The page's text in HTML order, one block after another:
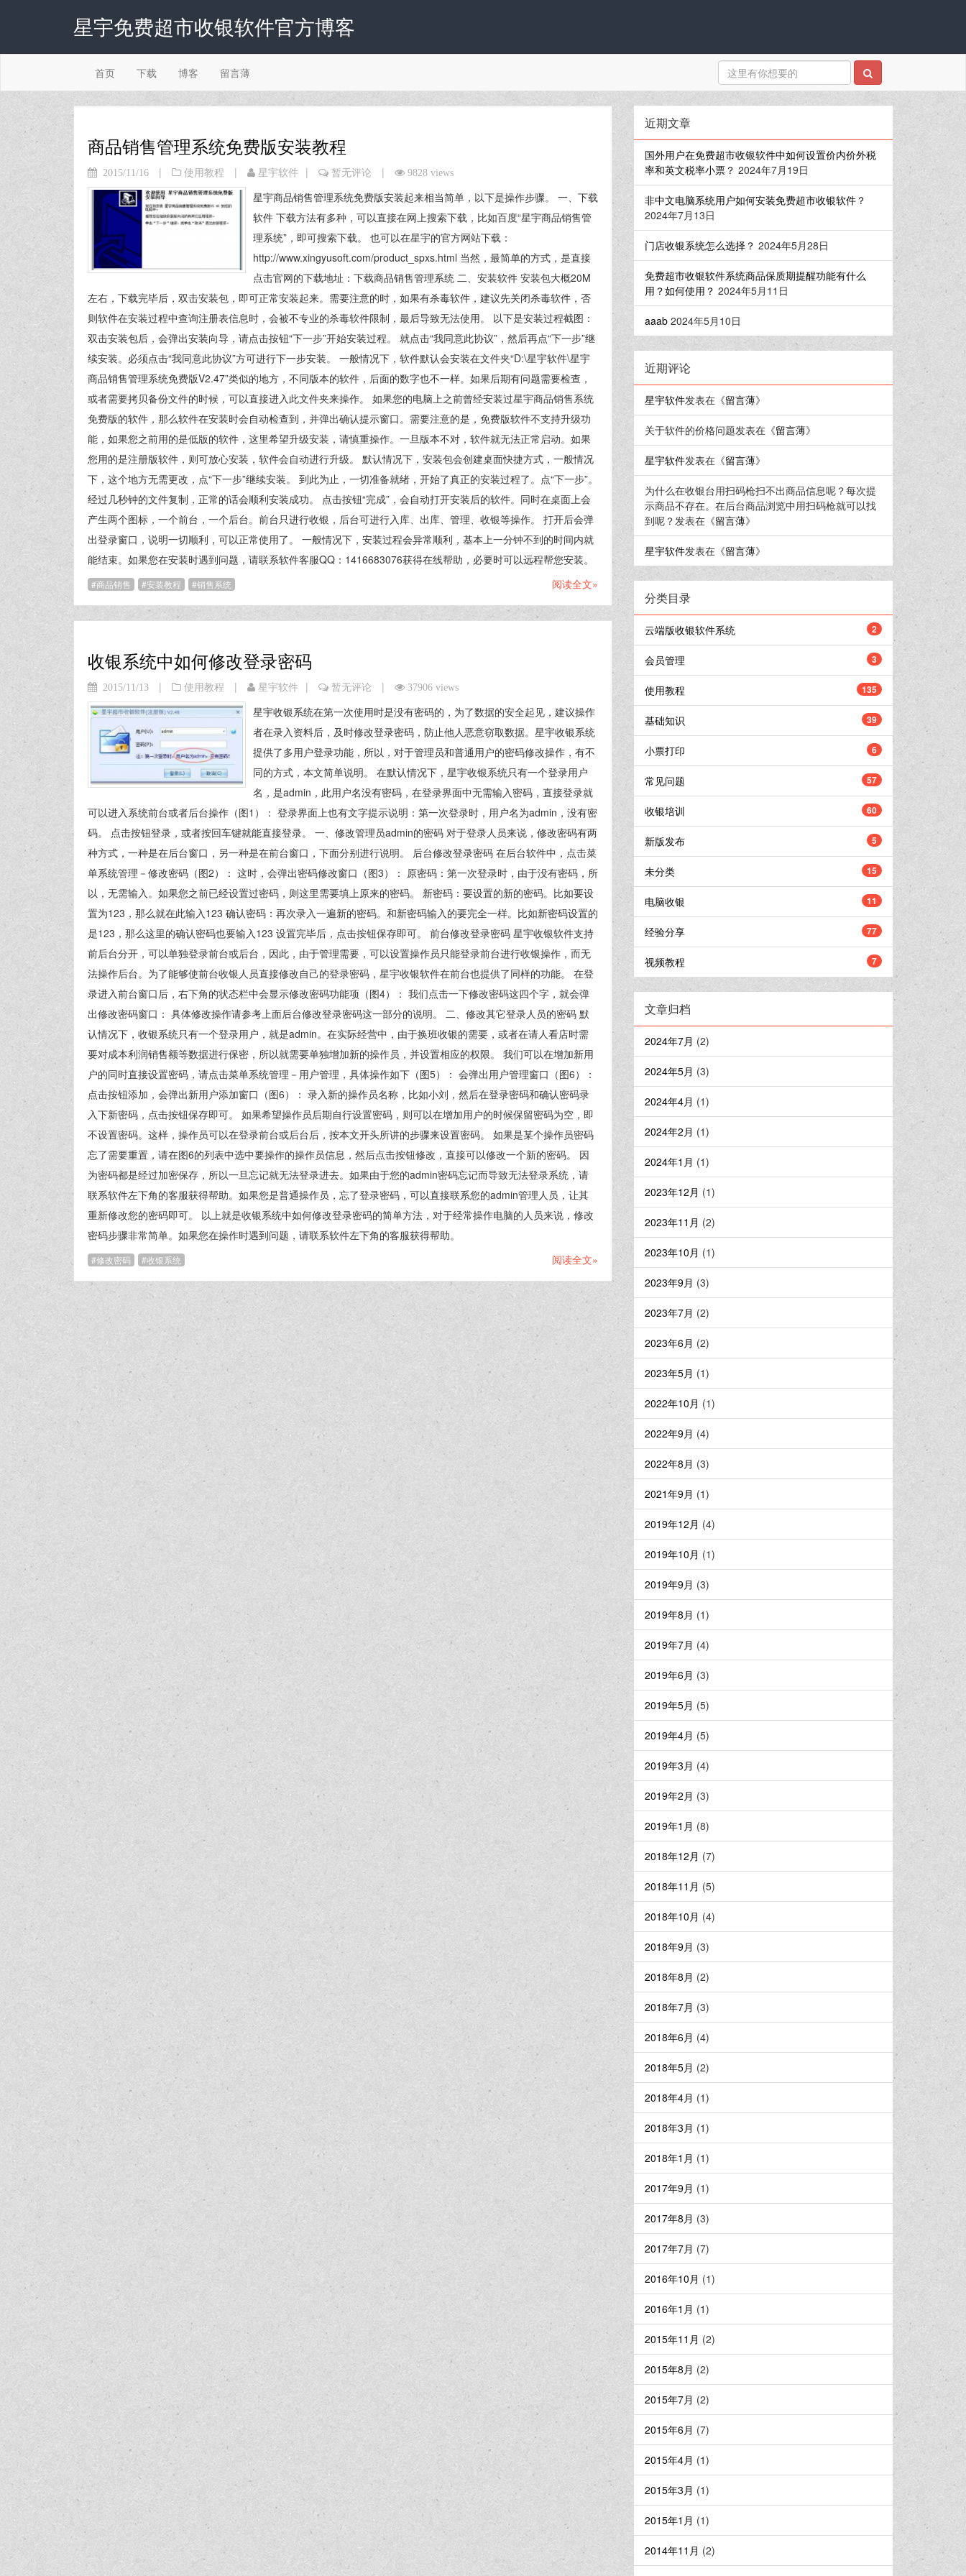
星宇免费超市收银软件官方博客
首页 下载 博客 留言薄
商品销售管理系统免费版安装教程
2015/11/16 | 使用教程 | 星宇软件 | 暂无评论 | 9828 views
星宇商品销售管理系统免费版安装起来相当简单，以下是操作步骤。 一、下载
软件 下载方法有多种，可以直接在网上搜索下载，比如百度“星宇商品销售管
理系统”，即可搜索下载。 也可以在星宇的官方网站下载：
http://www.xingyusoft.com/product_spxs.html 当然，最简单的方式，是直接
点击官网的下载地址：下载商品销售管理系统 二、安装软件 安装包大概20M
左右，下载完毕后，双击安装包，即可正常安装起来。需要注意的时，如果有杀毒软件，建议先关闭杀毒软件，否
则软件在安装过程中查询注册表信息时，会被不专业的杀毒软件限制，最后导致无法使用。 以下是安装过程截图：
双击安装包后，会弹出安装向导，请点击按钮“下一步”开始安装过程。 就点击“我同意此协议”，然后再点“下一步”继
续安装。必须点击“我同意此协议”方可进行下一步安装。 一般情况下，软件默认会安装在文件夹“D:\星宇软件\星宇
商品销售管理系统免费版V2.47”类似的地方，不同版本的软件，后面的数字也不一样。如果后期有问题需要检查，
或者需要拷贝备份文件的时候，可以直接进入此文件夹来操作。 如果您的电脑上之前曾经安装过星宇商品销售系统
免费版的软件，那么软件在安装时会自动检查到，并弹出确认提示窗口。需要注意的是，免费版软件不支持升级功
能，如果您之前用的是低版的软件，这里希望升级安装，请慎重操作。一旦版本不对，软件就无法正常启动。如果
您用的是注册版软件，则可放心安装，软件会自动进行升级。 默认情况下，安装包会创建桌面快捷方式，一般情况
下，这个地方无需更改，点“下一步”继续安装。 到此为止，一切准备就绪，开始了真正的安装过程了。点“下一步”。
经过几秒钟的文件复制，正常的话会顺利安装成功。 点击按钮“完成”，会自动打开安装后的软件。同时在桌面上会
产生两个图标，一个前台，一个后台。前台只进行收银，后台可进行入库、出库、管理、收银等操作。 打开后会弹
出登录窗口，说明一切顺利，可以正常使用了。 一般情况下，安装过程会异常顺利，基本上一分钟不到的时间内就
能结束。如果您在安装时遇到问题，请联系软件客服QQ：1416683076获得在线帮助，必要时可以远程帮您安装。
商品销售 安装教程 销售系统 阅读全文»
收银系统中如何修改登录密码
2015/11/13 | 使用教程 | 星宇软件 | 暂无评论 | 37906 views
星宇收银系统在第一次使用时是没有密码的，为了数据的安全起见，建议操作
者在录入资料后，及时修改登录密码，防止他人恶意窃取数据。星宇收银系统
提供了多用户登录功能，所以，对于管理员和普通用户的密码修改操作，有不
同的方式，本文简单说明。 在默认情况下，星宇收银系统只有一个登录用户
名，是admin，此用户名没有密码，在登录界面中无需输入密码，直接登录就
可以进入系统前台或者后台操作（图1）： 登录界面上也有文字提示说明：第一次登录时，用户名为admin，没有密
码。 点击按钮登录，或者按回车键就能直接登录。 一、修改管理员admin的密码 对于登录人员来说，修改密码有两
种方式，一种是在后台窗口，另一种是在前台窗口，下面分别进行说明。 后台修改登录密码 在后台软件中，点击菜
单系统管理－修改密码（图2）： 这时，会弹出密码修改窗口（图3）： 原密码：第一次登录时，由于没有密码，所
以，无需输入。如果您之前已经设置过密码，则这里需要填上原来的密码。 新密码：要设置的新的密码。比如要设
置为123，那么就在此输入123 确认密码：再次录入一遍新的密码。和新密码输入的要完全一样。比如新密码设置的
是123，那么这里的确认密码也要输入123 设置完毕后，点击按钮保存即可。 前台修改登录密码 星宇收银软件支持
前后台分开，可以单独登录前台或后台，因此，由于管理需要，可以设置操作员只能登录前台进行收银操作，而无
法操作后台。为了能够使前台收银人员直接修改自己的登录密码，星宇收银软件在前台也提供了同样的功能。 在登
录进入前台窗口后，右下角的状态栏中会显示修改密码功能项（图4）： 我们点击一下修改密码这四个字，就会弹
出修改密码窗口： 具体修改操作请参考上面后台修改登录密码这一部分的说明。 二、修改其它登录人员的密码 默
认情况下，收银系统只有一个登录用户，就是admin。在实际经营中，由于换班收银的需要，或者在请人看店时需
要对成本利润销售额等数据进行保密，所以就需要单独增加新的操作员，并设置相应的权限。 我们可以在增加新用
户的同时直接设置密码，请点击菜单系统管理－用户管理，具体操作如下（图5）： 会弹出用户管理窗口（图6）：
点击按钮添加，会弹出新用户添加窗口（图6）： 录入新的操作员名称，比如小刘，然后在登录密码和确认密码录
入下新密码，点击按钮保存即可。 如果希望操作员后期自行设置密码，则可以在增加用户的时候保留密码为空，即
不设置密码。这样，操作员可以在登录前台或后台后，按本文开头所讲的步骤来设置密码。 如果是某个操作员密码
忘了需要重置，请在图6的列表中选中要操作的操作员信息，然后点击按钮修改，直接可以修改一个新的密码。 因
为密码都是经过加密保存，所以一旦忘记就无法登录进去。如果由于您的admin密码忘记而导致无法登录系统，请
联系软件左下角的客服获得帮助。如果您是普通操作员，忘了登录密码，可以直接联系您的admin管理人员，让其
重新修改您的密码即可。 以上就是收银系统中如何修改登录密码的简单方法，对于经常操作电脑的人员来说，修改
密码步骤非常简单。如果您在操作时遇到问题，请联系软件左下角的客服获得帮助。
修改密码 收银系统 阅读全文»
近期文章
国外用户在免费超市收银软件中如何设置价内价外税
率和英文税率小票？ 2024年7月19日
非中文电脑系统用户如何安装免费超市收银软件？
2024年7月13日
门店收银系统怎么选择？ 2024年5月28日
免费超市收银软件系统商品保质期提醒功能有什么
用？如何使用？ 2024年5月11日
aaab 2024年5月10日
近期评论
星宇软件发表在《留言薄》
关于软件的价格问题发表在《留言薄》
星宇软件发表在《留言薄》
为什么在收银台用扫码枪扫不出商品信息呢？每次提
示商品不存在。在后台商品浏览中用扫码枪就可以找
到呢？发表在《留言薄》
星宇软件发表在《留言薄》
分类目录
云端版收银软件系统 2
会员管理 3
使用教程 135
基础知识 39
小票打印 6
常见问题 57
收银培训 60
新版发布 5
未分类 15
电脑收银 11
经验分享 77
视频教程 7
文章归档
2024年7月 (2)
2024年5月 (3)
2024年4月 (1)
2024年2月 (1)
2024年1月 (1)
2023年12月 (1)
2023年11月 (2)
2023年10月 (1)
2023年9月 (3)
2023年7月 (2)
2023年6月 (2)
2023年5月 (1)
2022年10月 (1)
2022年9月 (4)
2022年8月 (3)
2021年9月 (1)
2019年12月 (4)
2019年10月 (1)
2019年9月 (3)
2019年8月 (1)
2019年7月 (4)
2019年6月 (3)
2019年5月 (5)
2019年4月 (5)
2019年3月 (4)
2019年2月 (3)
2019年1月 (8)
2018年12月 (7)
2018年11月 (5)
2018年10月 (4)
2018年9月 (3)
2018年8月 (2)
2018年7月 (3)
2018年6月 (4)
2018年5月 (2)
2018年4月 (1)
2018年3月 (1)
2018年1月 (1)
2017年9月 (1)
2017年8月 (3)
2017年7月 (7)
2016年10月 (1)
2016年1月 (1)
2015年11月 (2)
2015年8月 (2)
2015年7月 (2)
2015年6月 (7)
2015年4月 (1)
2015年3月 (1)
2015年1月 (1)
2014年11月 (2)